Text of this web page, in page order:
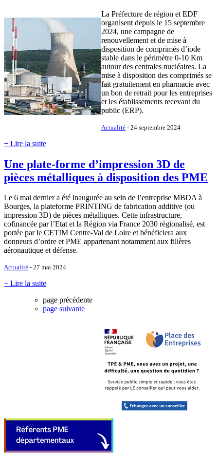
La Préfecture de région et EDF
organisent depuis le 15 septembre
2024, une campagne de
renouvellement et de mise à
disposition de comprimés d’iode
stable dans le périmètre 0-10 Km
autour des centrales nucléaires. La
mise à disposition des comprimés se
fait gratuitement en pharmacie avec
un bon de retrait pour les entreprises
et les établissements recevant du
public (ERP).
Actualité - 24 septembre 2024
+ Lire la suite
Une plate-forme d’impression 3D de
pièces métalliques à disposition des PME
Le 6 mai dernier a été inaugurée au sein de l’entreprise MBDA à
Bourges, la plateforme PRINTING de fabrication additive (ou
impression 3D) de pièces métalliques. Cette infrastructure,
cofinancée par l’Etat et la Région via France 2030 régionalisé, est
portée par le CETIM Centre-Val de Loire et bénéficiera aux
donneurs d’ordre et PME appartenant notamment aux filières
aéronautique et défense.
Actualité - 27 mai 2024
+ Lire la suite
page précédente
page suivante